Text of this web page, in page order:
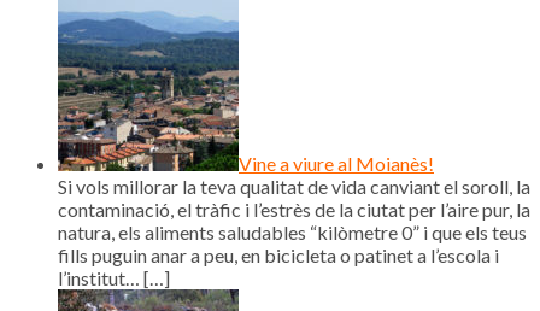
Vine a viure al Moianès!
Si vols millorar la teva qualitat de vida canviant el soroll, la
contaminació, el tràfic i l’estrès de la ciutat per l’aire pur, la
natura, els aliments saludables “kilòmetre 0” i que els teus
fills puguin anar a peu, en bicicleta o patinet a l’escola i
l’institut… […]